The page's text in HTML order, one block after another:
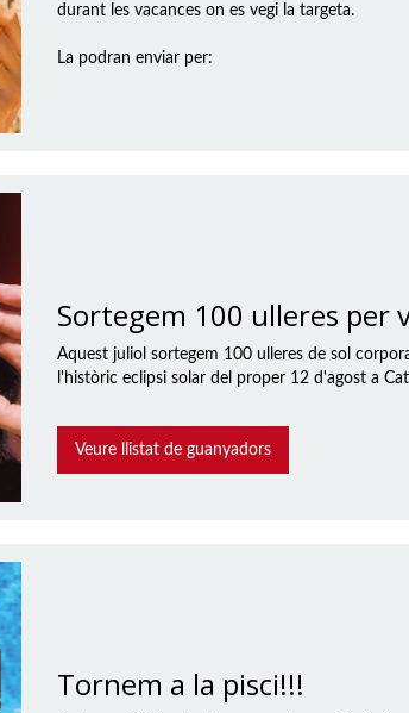
durant les vacances on es vegi la targeta.
La podran enviar per:
Sortegem 100 ulleres per
Aquest juliol sortegem 100 ulleres de sol
l'històric eclipsi solar del proper 12 d'agost a
Veure llistat de guanyadors
Tornem a la pisci!!!